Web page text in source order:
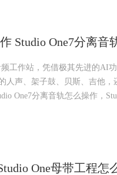
Studio One7分离
工作站，凭借极其先进的AI
人声、架子鼓、贝斯、吉他
One7分离音轨怎么操作，
One母带工程怎